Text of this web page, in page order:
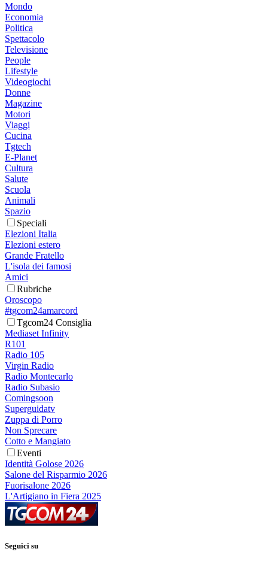
Mondo
Economia
Politica
Spettacolo
Televisione
People
Lifestyle
Videogiochi
Donne
Magazine
Motori
Viaggi
Cucina
Tgtech
E-Planet
Cultura
Salute
Scuola
Animali
Spazio
Speciali
Elezioni Italia
Elezioni estero
Grande Fratello
L'isola dei famosi
Amici
Rubriche
Oroscopo
#tgcom24amarcord
Tgcom24 Consiglia
Mediaset Infinity
R101
Radio 105
Virgin Radio
Radio Montecarlo
Radio Subasio
Comingsoon
Superguidatv
Zuppa di Porro
Non Sprecare
Cotto e Mangiato
Eventi
Identità Golose 2026
Salone del Risparmio 2026
Fuorisalone 2026
L'Artigiano in Fiera 2025
Seguici su